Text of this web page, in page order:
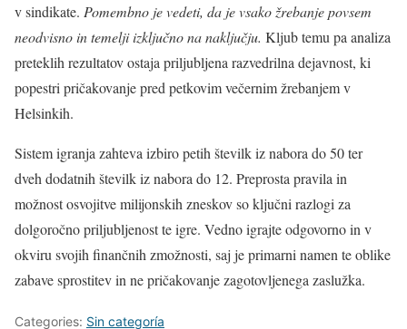
v sindikate. Pomembno je vedeti, da je vsako žrebanje povsem
neodvisno in temelji izključno na naključju. Kljub temu pa analiza
preteklih rezultatov ostaja priljubljena razvedrilna dejavnost, ki
popestri pričakovanje pred petkovim večernim žrebanjem v
Helsinkih.
Sistem igranja zahteva izbiro petih številk iz nabora do 50 ter
dveh dodatnih številk iz nabora do 12. Preprosta pravila in
možnost osvojitve milijonskih zneskov so ključni razlogi za
dolgoročno priljubljenost te igre. Vedno igrajte odgovorno in v
okviru svojih finančnih zmožnosti, saj je primarni namen te oblike
zabave sprostitev in ne pričakovanje zagotovljenega zaslužka.
Categories: Sin categoría